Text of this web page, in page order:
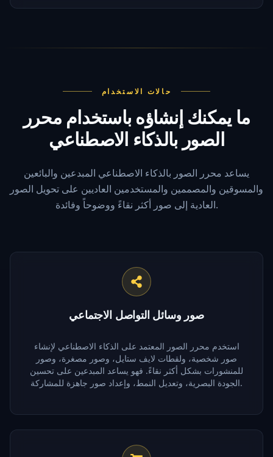
حالات الاستخدام
ما يمكنك إنشاؤه باستخدام محرر
الصور بالذكاء الاصطناعي
يساعد محرر الصور بالذكاء الاصطناعي المبدعين والبائعين
والمسوقين والمصممين والمستخدمين العاديين على تحويل الصور
العادية إلى صور أكثر نقاءً ووضوحاً وفائدة.
صور وسائل التواصل الاجتماعي
استخدم محرر الصور المعتمد على الذكاء الاصطناعي لإنشاء
صور شخصية، ولقطات لايف ستايل، وصور مصغرة، وصور
للمنشورات بشكل أكثر نقاءً. فهو يساعد المبدعين على تحسين
الجودة البصرية، وتعديل النمط، وإعداد صور جاهزة للمشاركة.